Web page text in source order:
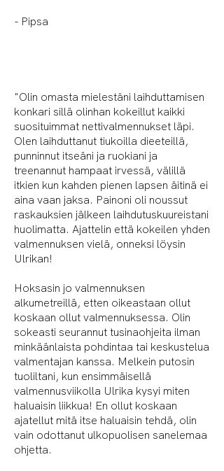
- Pipsa
"Olin omasta mielestäni laihduttamisen
konkari sillä olinhan kokeillut kaikki
suosituimmat nettivalmennukset läpi.
Olen laihduttanut tiukoilla dieeteillä,
punninnut itseäni ja ruokiani ja
treenannut hampaat irvessä, välillä
itkien kun kahden pienen lapsen äitinä ei
aina vaan jaksa. Painoni oli noussut
raskauksien jälkeen laihdutuskuureistani
huolimatta. Ajattelin että kokeilen yhden
valmennuksen vielä, onneksi löysin
Ulrikan!
Hoksasin jo valmennuksen
alkumetreillä, etten oikeastaan ollut
koskaan ollut valmennuksessa. Olin
sokeasti seurannut tusinaohjeita ilman
minkäänlaista pohdintaa tai keskustelua
valmentajan kanssa. Melkein putosin
tuoliltani, kun ensimmäisellä
valmennusviikolla Ulrika kysyi miten
haluaisin liikkua! En ollut koskaan
ajatellut mitä itse haluaisin tehdä, olin
vain odottanut ulkopuolisen sanelemaa
ohjetta.